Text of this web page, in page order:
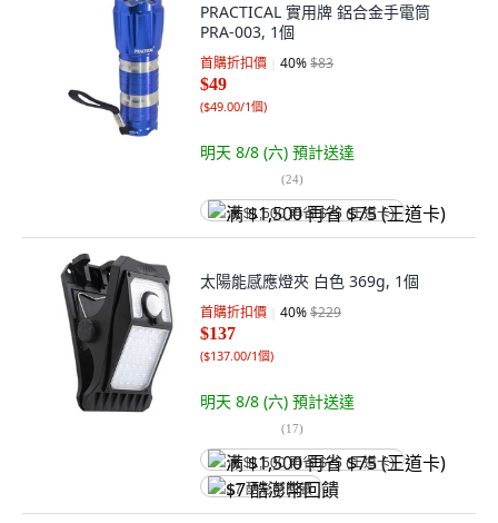
PRACTICAL 實用牌 鋁合金手電筒
PRA-003, 1個
首購折扣價 40%$83
$49
($49.00/1個)
明天 8/8 (六) 預計送達
(24)
满 $1,500 再省 $75 (王道卡)
太陽能感應燈夾 白色 369g, 1個
首購折扣價 40%$229
$137
($137.00/1個)
明天 8/8 (六) 預計送達
(17)
满 $1,500 再省 $75 (王道卡)
$7 酷澎幣回饋